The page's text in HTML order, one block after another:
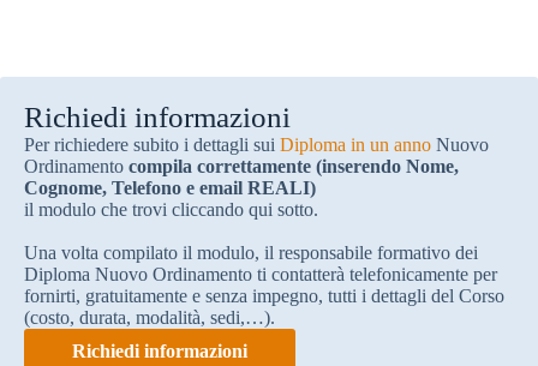
Richiedi informazioni
Per richiedere subito i dettagli sui Diploma in un anno Nuovo
Ordinamento compila correttamente (inserendo Nome,
Cognome, Telefono e email REALI)
il modulo che trovi cliccando qui sotto.
Una volta compilato il modulo, il responsabile formativo dei
Diploma Nuovo Ordinamento ti contatterà telefonicamente per
fornirti, gratuitamente e senza impegno, tutti i dettagli del Corso
(costo, durata, modalità, sedi,…).
Richiedi informazioni